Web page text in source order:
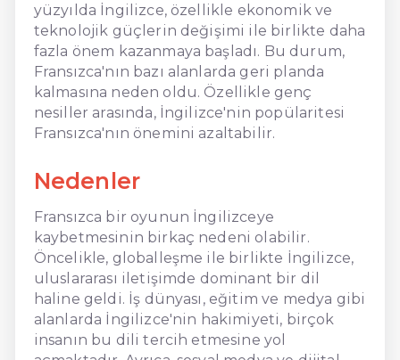
yüzyılda İngilizce, özellikle ekonomik ve
teknolojik güçlerin değişimi ile birlikte daha
fazla önem kazanmaya başladı. Bu durum,
Fransızca'nın bazı alanlarda geri planda
kalmasına neden oldu. Özellikle genç
nesiller arasında, İngilizce'nin popülaritesi
Fransızca'nın önemini azaltabilir.
Nedenler
Fransızca bir oyunun İngilizceye
kaybetmesinin birkaç nedeni olabilir.
Öncelikle, globalleşme ile birlikte İngilizce,
uluslararası iletişimde dominant bir dil
haline geldi. İş dünyası, eğitim ve medya gibi
alanlarda İngilizce'nin hakimiyeti, birçok
insanın bu dili tercih etmesine yol